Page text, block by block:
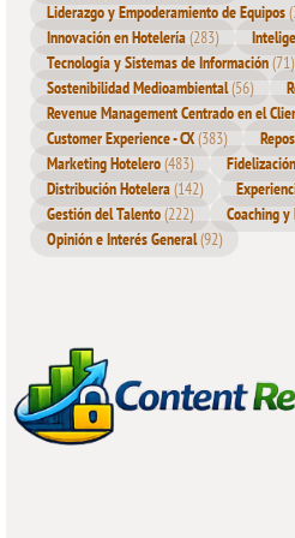
Liderazgo y Empoderamiento de Equipos
Innovación en Hotelería(283)
Tecnología y Sistemas de Información(71)
Sostenibilidad Medioambiental(56)
Revenue Management Centrado en el
Customer Experience - CX(383)
Marketing Hotelero(483)
Distribución Hotelera(142)
Gestión del Talento(222) Coaching
Opinión e Interés General(92)